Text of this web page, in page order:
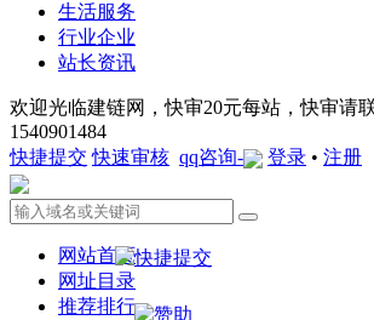
生活服务
行业企业
站长资讯
欢迎光临建链网，快审20元每站，快审请
1540901484
快捷提交 快速审核 qq咨询- 登录 • 注册
网站首页
网址目录
推荐排行